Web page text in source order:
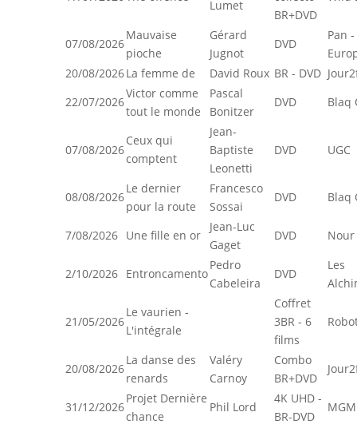
Lumet
BR+DVD
07/08/2026
Mauvaise
pioche
Gérard
Jugnot
DVD
Pan -
20/08/2026La femme de David Roux BR - DVD
22/07/2026
Victor comme
tout le monde
Pascal
Bonitzer
DVD Blaq
07/08/2026
Ceux qui
comptent
Jean-
Baptiste
Leonetti
DVD UGC
08/08/2026
Le dernier
pour la route
Francesco
Sossai
DVD Blaq
7/08/2026 Une fille en or
Jean-Luc
Gaget
DVD Nour
2/10/2026 Entroncamento
Pedro
Cabeleira
DVD
Les
21/05/2026
Le vaurien -
L'intégrale
Coffret
3BR - 6
films
20/08/2026
La danse des
renards
Valéry
Carnoy
Combo
BR+DVD
31/12/2026
Projet Dernière
chance
Phil Lord
4K UHD -
BR-DVD
MGM